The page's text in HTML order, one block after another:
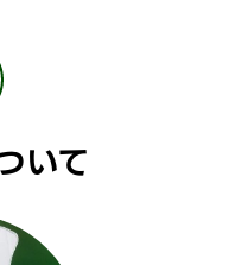
いて